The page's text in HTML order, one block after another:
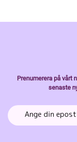
Prenumerera på vårt
senaste